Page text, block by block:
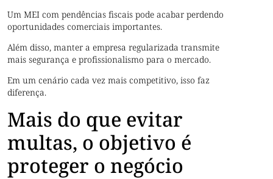
Um MEI com pendências fiscais pode acabar perdendo
oportunidades comerciais importantes.
Além disso, manter a empresa regularizada transmite
mais segurança e profissionalismo para o mercado.
Em um cenário cada vez mais competitivo, isso faz
diferença.
Mais do que evitar
multas, o objetivo é
proteger o negócio